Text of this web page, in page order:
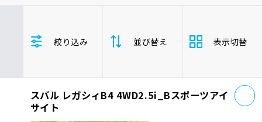
品質管理とサポート体制
お問い合わせ
ホンダ
マツダ
ミツビシ
レガシィB4
セダン
絞り込み 並び替え
支払総
安い順 高
表示切替
スバル レガシィB4 4WD2.5i_Bスポーツアイ
サイト